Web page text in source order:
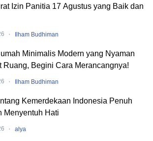
Izin Panitia 17 Agustus yang Baik dan
· Ilham Budhiman
Minimalis Modern yang Nyaman
Ruang, Begini Cara Merancangnya!
· Ilham Budhiman
Kemerdekaan Indonesia Penuh
Menyentuh Hati
· alya